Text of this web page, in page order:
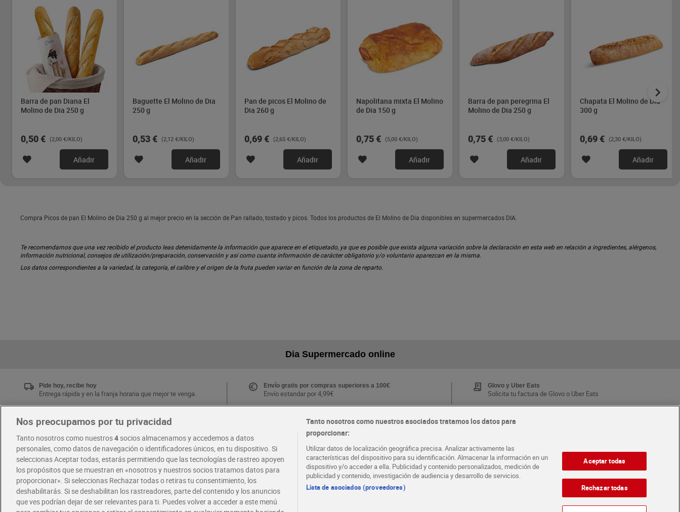
Barra de pan Diana El
Molino de Dia 250 g
0,50 € (2,00 €/KILO)
Añadir
Baguette El Molino de Dia
250 g
0,53 € (2,12 €/KILO)
Añadir
Pan de picos El Molino de
Dia 260 g
0,69 € (2,65 €/KILO)
Añadir
Napolitana mixta El Molino
de Dia 150 g
0,75 € (5,00 €/KILO)
Añadir
Barra de pan peregrina El
Molino de Dia 250 g
0,75 € (3,00 €/KILO)
Añadir
Chapata El Molino de Dia
300 g
0,69 € (2,30 €/KILO)
Añadir
Compra Picos de pan El Molino de Dia 250 g al mejor precio en la sección de Pan rallado, tostado y picos. Todos los productos de El Molino de Dia disponibles en supermercados DIA.
Te recomendamos que una vez recibido el producto leas detenidamente la información que aparece en el etiquetado, ya que es posible que exista alguna variación sobre la declaración en esta web en relación a ingredientes, alérgenos,
información nutricional, consejos de utilización/preparación, conservación y así como cuanta información de carácter obligatorio y/o voluntario aparezcan en la misma.
Los datos correspondientes a la variedad, la categoría, el calibre y el origen de la fruta pueden variar en función de la zona de reparto.
Dia Supermercado online
Pide hoy, recibe hoy
Entrega rápida y en la franja horaria que mejor te venga.
Envío gratis por compras superiores a 100€
Envío estandar por 4,99€
Glovo y Uber Eats
Solicita tu factura de Glovo o Uber Eats
Disfruta las ventajas y ofertas exclusivas.
Descárgate la APP Dia
Folletos y Tiendas
cercana
¡Solicita tu tarjeta de crédito aquí!
RECETAS · COMER MEJOR CADA DIA · EMPLEO
Nos preocupamos por tu privacidad
Tanto nosotros como nuestros4socios almacenamos y accedemos a datos
personales, como datos de navegación o identificadores únicos, en tu dispositivo. Si
seleccionas Aceptar todas, estarás permitiendo que las tecnologías de rastreo apoyen
los propósitos que se muestran en «nosotros y nuestros socios tratamos datos para
proporcionar». Si seleccionas Rechazar todas o retiras tu consentimiento, los
deshabilitarás. Si se deshabilitan los rastreadores, parte del contenido y los anuncios
que ves podrían dejar de ser relevantes para ti. Puedes volver a acceder a este menú
Tanto nosotros como nuestros asociados tratamos los datos para
proporcionar:
Utilizar datos de localización geográfica precisa. Analizar activamente las
características del dispositivo para su identificación. Almacenar la información en un
dispositivo y/o acceder a ella. Publicidad y contenido personalizados, medición de
publicidad y contenido, investigación de audiencia y desarrollo de servicios.
Lista de asociados (proveedores)
Aceptar todas
Rechazar todas